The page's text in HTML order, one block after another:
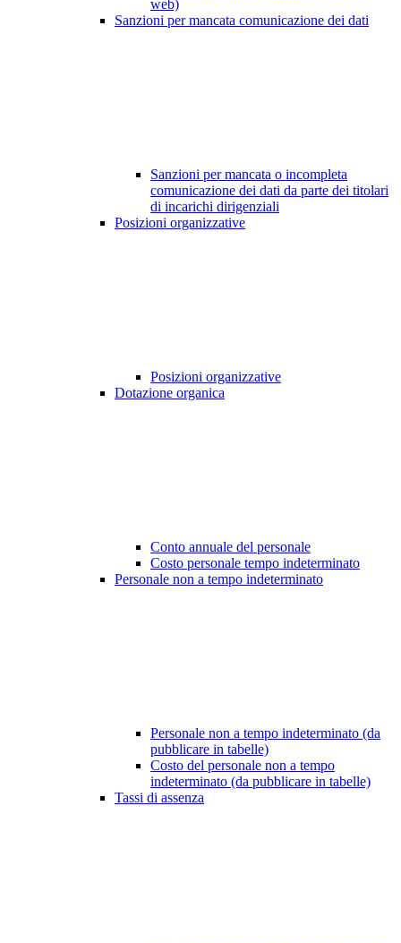
web)
Sanzioni per mancata comunicazione dei dati
Sanzioni per mancata o incompleta
comunicazione dei dati da parte dei titolari
di incarichi dirigenziali
Posizioni organizzative
Posizioni organizzative
Dotazione organica
Conto annuale del personale
Costo personale tempo indeterminato
Personale non a tempo indeterminato
Personale non a tempo indeterminato (da
pubblicare in tabelle)
Costo del personale non a tempo
indeterminato (da pubblicare in tabelle)
Tassi di assenza